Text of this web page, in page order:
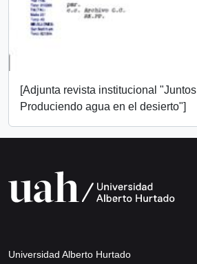
[Adjunta revista institucional "Juntos
Produciendo agua en el desierto"]
Universidad Alberto Hurtado